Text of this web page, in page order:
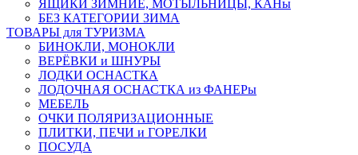
ЯЩИКИ ЗИМНИЕ, МОТЫЛЬНИЦЫ, КАНы
БЕЗ КАТЕГОРИИ ЗИМА
ТОВАРЫ для ТУРИЗМА
БИНОКЛИ, МОНОКЛИ
ВЕРЁВКИ и ШНУРЫ
ЛОДКИ ОСНАСТКА
ЛОДОЧНАЯ ОСНАСТКА из ФАНЕРы
МЕБЕЛЬ
ОЧКИ ПОЛЯРИЗАЦИОННЫЕ
ПЛИТКИ, ПЕЧИ и ГОРЕЛКИ
ПОСУДА